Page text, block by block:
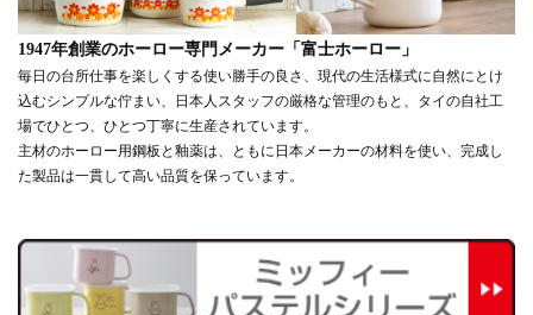
1947年創業のホーロー専門メーカー「富士ホーロー」
毎日の台所仕事を楽しくする使い勝手の良さ、現代の生活様式に自然にとけ
込むシンプルな佇まい、日本人スタッフの厳格な管理のもと、タイの自社工
場でひとつ、ひとつ丁寧に生産されています。
主材のホーロー用鋼板と釉薬は、ともに日本メーカーの材料を使い、完成し
た製品は一貫して高い品質を保っています。